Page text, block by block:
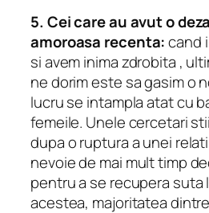
5. Cei care au avut o
amoroasa recenta:cand
si avem inima zdrobita ,
ne dorim este sa gasim o
lucru se intampla atat cu
femeile. Unele cercetari
dupa o ruptura a unei
nevoie de mai mult timp
pentru a se recupera suta
acestea, majoritatea